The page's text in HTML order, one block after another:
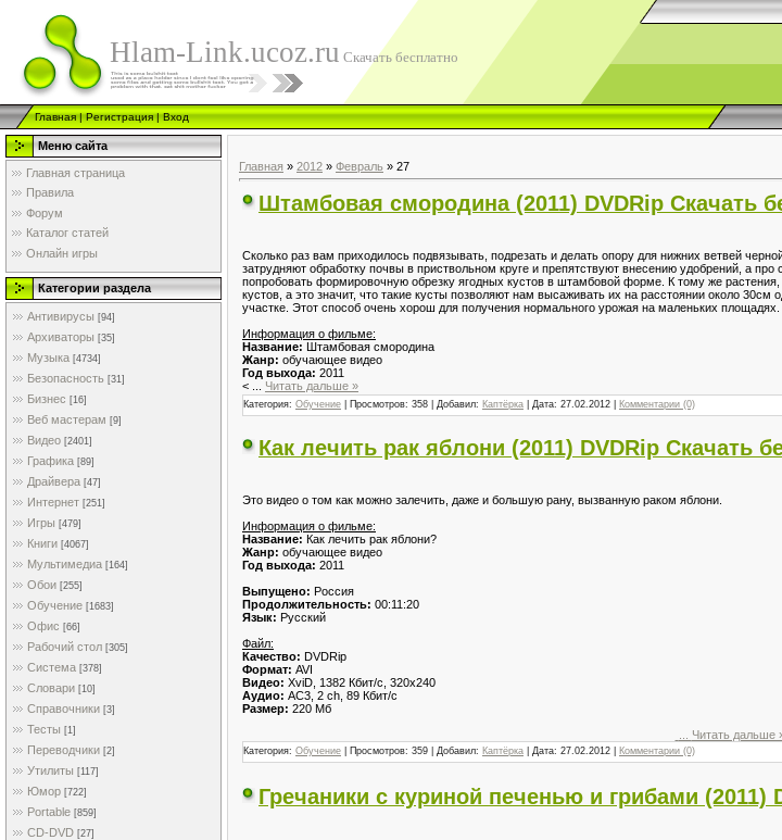
Hlam-Link.ucoz.ru Скачать бесплатно
Главная|Регистрация|Вход
Меню сайта
Главная страница
Правила
Форум
Каталог статей
Онлайн игры
Категории раздела
Антивирусы [94]
Архиваторы [35]
Музыка [4734]
Безопасность [31]
Бизнес [16]
Веб мастерам [9]
Видео [2401]
Графика [89]
Драйвера [47]
Интернет [251]
Игры [479]
Книги [4067]
Мультимедиа [164]
Обои [255]
Обучение [1683]
Офис [66]
Рабочий стол [305]
Система [378]
Словари [10]
Справочники [3]
Тесты [1]
Переводчики [2]
Утилиты [117]
Юмор [722]
Portable [859]
CD-DVD [27]
Главная » 2012 » Февраль » 27
Штамбовая смородина (2011) DVDRip Скачать
Сколько раз вам приходилось подвязывать, подрезать и делать опору для нижних ветвей
затрудняют обработку почвы в приствольном круге и препятствуют внесению удобрений, а
попробовать формировочную обрезку ягодных кустов в штамбовой форме. К тому же
кустов, а это значит, что такие кусты позволяют нам высаживать их на расстоянии около
участке. Этот способ очень хорош для получения нормального урожая на маленьких площадях.
Информация о фильме:
Название: Штамбовая смородина
Жанр: обучающее видео
Год выхода: 2011
<
Читать дальше »
Категория: Обучение | Просмотров: 358 | Добавил: Каптёрка | Дата: 27.02.2012 Комментарии (0)
Как лечить рак яблони (2011) DVDRip Скачать
Это видео о том как можно залечить, даже и большую рану, вызванную раком яблони.
Информация о фильме:
Название: Как лечить рак яблони?
Жанр: обучающее видео
Год выхода: 2011
Выпущено: Россия
Продолжительность: 00:11:20
Язык: Русский
Файл:
Качество: DVDRip
Формат: AVI
Видео: XviD, 1382 Кбит/с, 320x240
Аудио: AC3, 2 ch, 89 Кбит/с
Размер: 220 Мб
Читать дальше
Категория: Обучение | Просмотров: 359 | Добавил: Каптёрка | Дата: 27.02.2012 Комментарии (0)
Гречаники с куриной печенью и грибами (2011)